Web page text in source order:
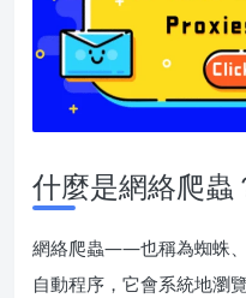
什麼是網絡爬蟲
網絡爬蟲——也稱為蜘蛛
自動程序，它會系統地瀏